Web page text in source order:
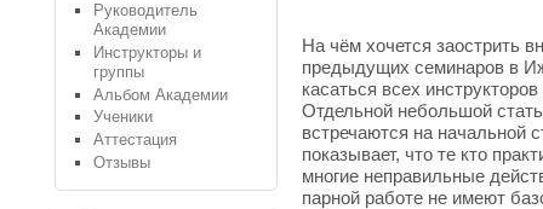
На чём хочется заострить
предыдущих семинаров в
касаться всех
Отдельной небольшой
встречаются на начальной
показывает, что те кто
многие неправильные
парной работе не имеют
Руководитель
Академии
Инструкторы и
группы
Альбом Академии
Ученики
Аттестация
Отзывы